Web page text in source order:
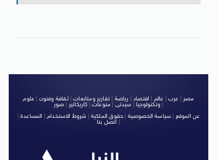
مصر عرب عالم اقتصاد رياضة |تقارير ومتابعات|ثقافة وفنون
علوم
وتكنولوجيا| سيدتى منوعات كاريكاتير صور
|
عن الموقع
سياسة الخصوصية حقوق الملكية شروط الاستخدام| المساعدة|
اتصل بنا